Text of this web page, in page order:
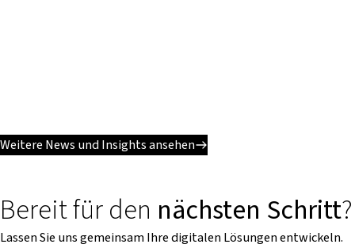
Weitere News und Insights ansehen
Bereit für den nächsten Schritt?
Lassen Sie uns gemeinsam Ihre digitalen Lösungen entwickeln.